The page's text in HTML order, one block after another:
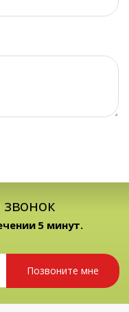
5 минут.
Позвоните мне